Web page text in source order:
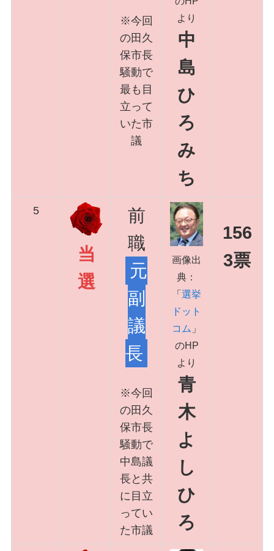
※今回
の田久
保市長
騒動で
最も目
立って
いた市
議
より
中
島
ひ
ろ
み
ち
5
当
選
前
職
元
副
議
長
※今回
の田久
保市長
騒動で
中島議
長と共
に目立
ってい
た市議
画像出
典：
「選挙
ドット
コム 」
のHP
より
青
木
よ
し
ひ
ろ
156
3票